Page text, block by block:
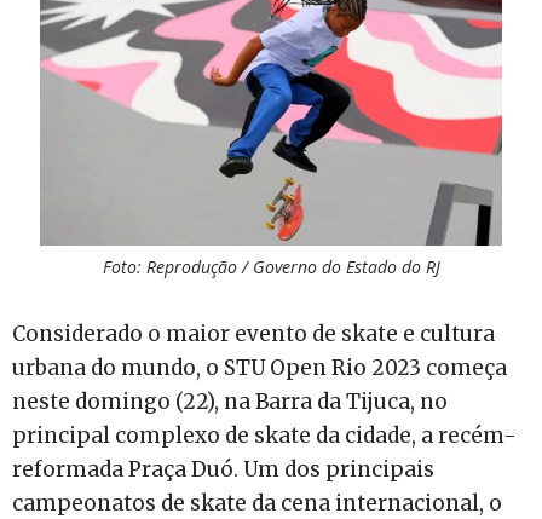
Foto: Reprodução / Governo do Estado do RJ
Considerado o maior evento de skate e cultura
urbana do mundo, o STU Open Rio 2023 começa
neste domingo (22), na Barra da Tijuca, no
principal complexo de skate da cidade, a recém-
reformada Praça Duó. Um dos principais
campeonatos de skate da cena internacional, o